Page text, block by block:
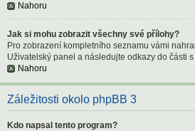
Nahoru
Jak si mohu zobrazit všechny své přílohy?
Pro zobrazení kompletního seznamu vámi
Uživatelský panel a následujte odkazy do části
Nahoru
Záležitosti okolo phpBB 3
Kdo napsal tento program?